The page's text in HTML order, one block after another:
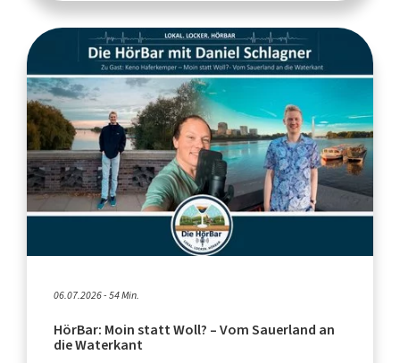
06.07.2026 - 54 Min.
HörBar: Moin statt Woll? – Vom Sauerland an
die Waterkant